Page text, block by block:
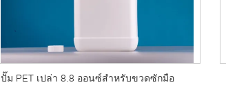
ปั๊ม PET เปล่า 8.8 ออนซ์สำหรับขวดซักมือ